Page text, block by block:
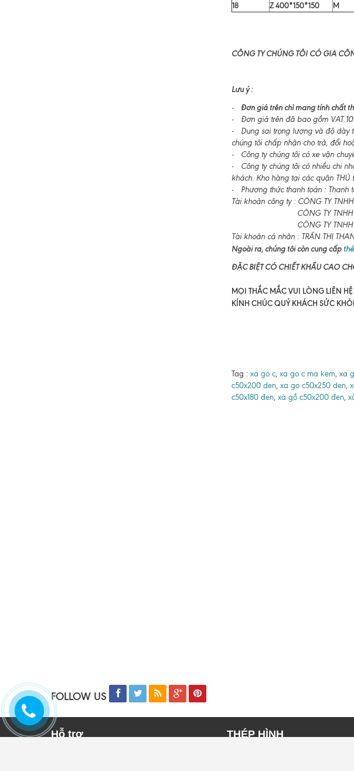
18
Z 400*150*150 M
CÔNG TY CHÚNG TÔI CÓ GIA
Lưu ý :
- Đơn giá trên chỉ mang tính chất
- Đơn giá trên đã bao gồm VAT
- Dung sai trọng lượng và độ dày
chúng tôi chấp nhận cho trả, đổi
- Công ty chúng tôi có xe vận
- Công ty chúng tôi có nhiều chi
khách. Kho hàng tại các quận THỦ
- Phương thức thanh toán : Thanh
Tài khoản công ty : CÔNG TY
CÔNG TY
CÔNG TY
Tài khoản cá nhân : TRẦN THỊ
Ngoài ra, chúng tôi còn cung cấp
ĐẶC BIỆT CÓ CHIẾT KHẤU CAO
MỌI THẮC MẮC VUI LÒNG LIÊN
KÍNH CHÚC QUÝ KHÁCH SỨC
Tag : xa go c, xa go c ma kem, xa
c50x200 den, xa go c50x250 den,
c50x180 đen, xà gồ c50x200 đen,
FOLLOW US
Hỗ trợ THÉP HÌNH